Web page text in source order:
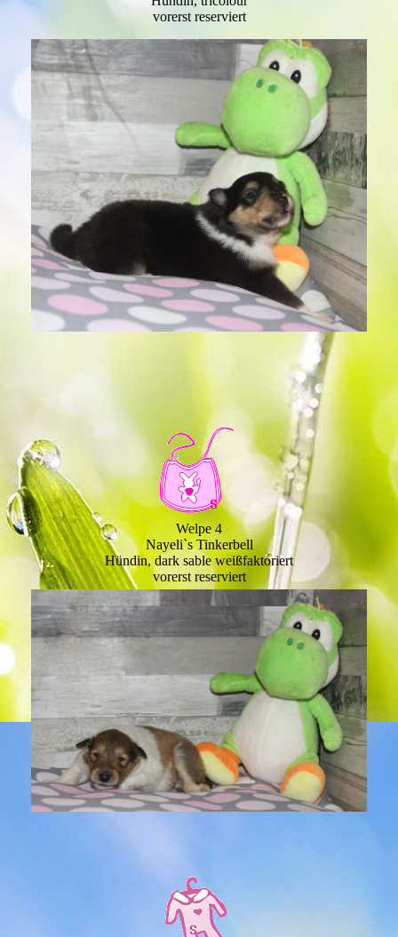
vorerst reserviert
Welpe 4
Nayeli`s Tinkerbell
Hündin, dark sable weißfaktoriert
vorerst reserviert